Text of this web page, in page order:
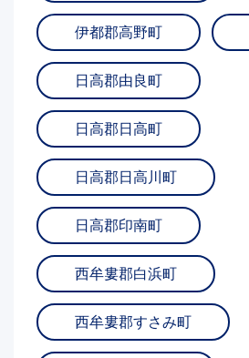
伊都郡高野町
日高郡由良町
日高郡日高町
日高郡日高川町
日高郡印南町
西牟婁郡白浜町
西牟婁郡すさみ町